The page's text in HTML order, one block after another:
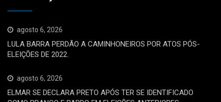
agosto 6, 2026
LULA BARRA PERDÃO A CAMINHONEIROS POR ATOS PÓS-
ELEIÇÕES DE 2022.
agosto 6, 2026
ELMAR SE DECLARA PRETO APÓS TER SE IDENTIFICADO